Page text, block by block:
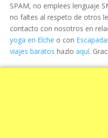
SPAM, no emplees lenguaje
no faltes al respeto de otros
contacto con nosotros en
yoga en Elche o con
viajes baratos hazlo aquí.